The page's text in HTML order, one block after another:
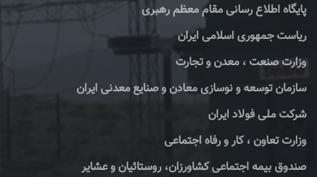
پایگاه اطلاع رسانی مقام معظم رهبری
ریاست جمهوری اسلامی ایران
وزارت صنعت ، معدن و تجارت
سازمان توسعه و نوسازی معادن و صنایع معدنی ایران
شرکت ملی فولاد ایران
وزارت تعاون ، کار و رفاه اجتماعی
صندوق بیمه اجتماعی کشاورزان، روستائیان و عشایر